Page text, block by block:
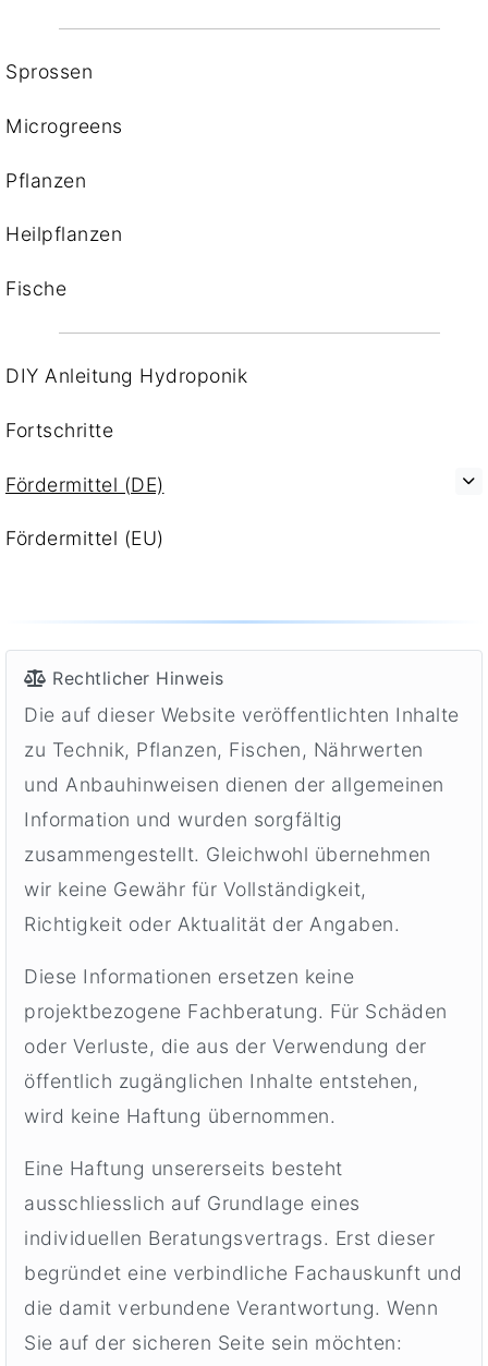
Sprossen
Microgreens
Pflanzen
Heilpflanzen
Fische
DIY Anleitung Hydroponik
Fortschritte
Fördermittel (DE)
Fördermittel (EU)
Rechtlicher Hinweis
Die auf dieser Website veröffentlichten Inhalte
zu Technik, Pflanzen, Fischen, Nährwerten
und Anbauhinweisen dienen der allgemeinen
Information und wurden sorgfältig
zusammengestellt. Gleichwohl übernehmen
wir keine Gewähr für Vollständigkeit,
Richtigkeit oder Aktualität der Angaben.
Diese Informationen ersetzen keine
projektbezogene Fachberatung. Für Schäden
oder Verluste, die aus der Verwendung der
öffentlich zugänglichen Inhalte entstehen,
wird keine Haftung übernommen.
Eine Haftung unsererseits besteht
ausschliesslich auf Grundlage eines
individuellen Beratungsvertrags. Erst dieser
begründet eine verbindliche Fachauskunft und
die damit verbundene Verantwortung. Wenn
Sie auf der sicheren Seite sein möchten: